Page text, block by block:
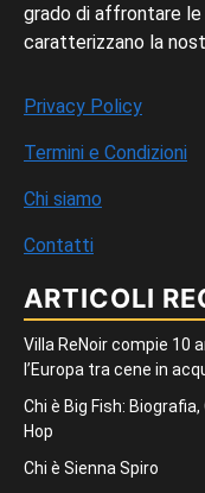
grado di affrontare
caratterizzano la
Privacy Policy
Termini e Condizioni
Chi siamo
Contatti
ARTICOLI
Villa ReNoir compie 10
l’Europa tra cene in
Chi è Big Fish:
Hop
Chi è Sienna Spiro